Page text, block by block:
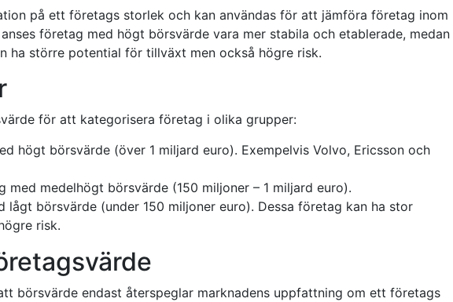
på ett företags storlek och kan användas för att jämföra företag inom
företag med högt börsvärde vara mer stabila och etablerade, medan
ha större potential för tillväxt men också högre risk.
för att kategorisera företag i olika grupper:
högt börsvärde (över 1 miljard euro). Exempelvis Volvo, Ericsson och
med medelhögt börsvärde (150 miljoner – 1 miljard euro).
lågt börsvärde (under 150 miljoner euro). Dessa företag kan ha stor
risk.
börsvärde endast återspeglar marknadens uppfattning om ett företags